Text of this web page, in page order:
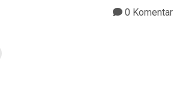
0 Komentar